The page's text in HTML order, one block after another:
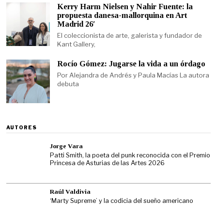
Kerry Harm Nielsen y Nahir Fuente: la
propuesta danesa-mallorquina en Art
Madrid 26′
El coleccionista de arte, galerista y fundador de
Kant Gallery,
Rocío Gómez: Jugarse la vida a un órdago
Por Alejandra de Andrés y Paula Macías La autora
debuta
AUTORES
Jorge Vara
Patti Smith, la poeta del punk reconocida con el Premio
Princesa de Asturias de las Artes 2026
Raúl Valdivia
‘Marty Supreme’ y la codicia del sueño americano